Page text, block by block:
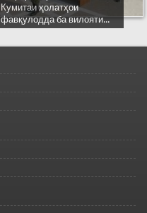
Кумитаи ҳолатҳои
фавқулодда ба вилояти...